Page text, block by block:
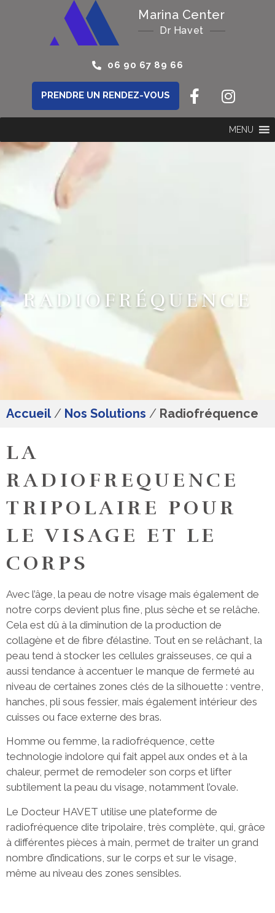
Marina Center
Dr Havet
06 90 67 89 66
PRENDRE UN RENDEZ-VOUS
MENU
RADIOFRÉQUENCE
Accueil/ Nos Solutions / Radiofréquence
LA
RADIOFREQUENCE
TRIPOLAIRE POUR
LE VISAGE ET LE
CORPS
Avec l’âge, la peau de notre visage mais également de
notre corps devient plus fine, plus sèche et se relâche.
Cela est dû à la diminution de la production de
collagène et de fibre d’élastine. Tout en se relâchant, la
peau tend à stocker les cellules graisseuses, ce qui a
aussi tendance à accentuer le manque de fermeté au
niveau de certaines zones clés de la silhouette : ventre,
hanches, pli sous fessier, mais également intérieur des
cuisses ou face externe des bras.
Homme ou femme, la radiofréquence, cette
technologie indolore qui fait appel aux ondes et à la
chaleur, permet de remodeler son corps et lifter
subtilement la peau du visage, notamment l’ovale.
Le Docteur HAVET utilise une plateforme de
radiofréquence dite tripolaire, très complète, qui, grâce
à différentes pièces à main, permet de traiter un grand
nombre d’indications, sur le corps et sur le visage,
même au niveau des zones sensibles.